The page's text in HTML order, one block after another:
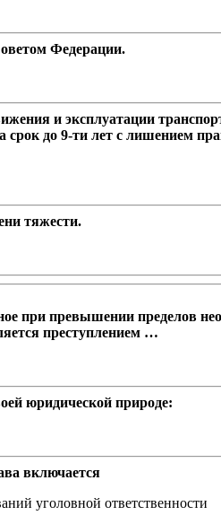
Федерации.
и эксплуатации
до 9-ти лет с лишением
тяжести.
при превышении пределов
преступлением …
юридической природе:
включается
уголовной ответственности